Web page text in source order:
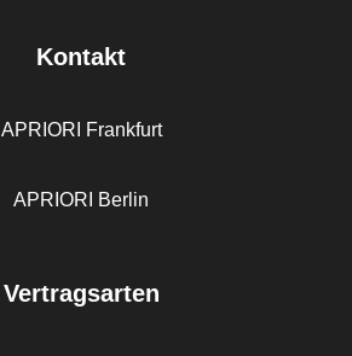
Kontakt
APRIORI Frankfurt
APRIORI Berlin
Vertragsarten